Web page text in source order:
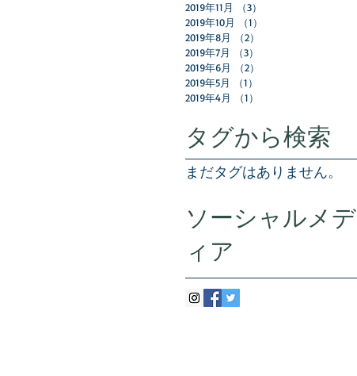
2019年11月
（3）
2019年10月
（1）
2019年8月
（2）
2019年7月
（3）
2019年6月
（2）
2019年5月
（1）
2019年4月
（1）
タグから検索
まだタグはありません。
ソーシャルメデ
ィア